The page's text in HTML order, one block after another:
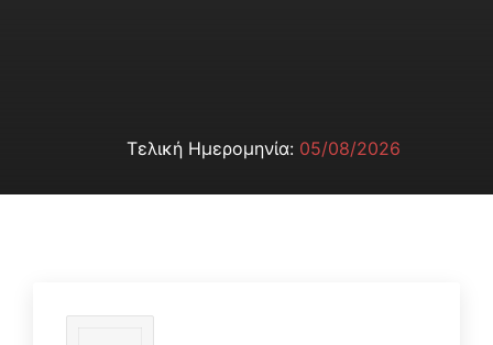
Τελική Ημερομηνία: 05/08/2026